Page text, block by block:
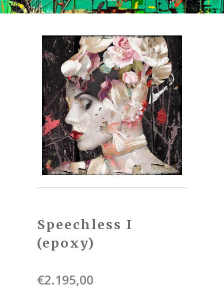
Speechless I
(epoxy)
€2.195,00